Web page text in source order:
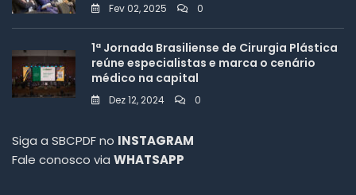
Fev 02, 2025 0
1ª Jornada Brasiliense de Cirurgia Plástica
reúne especialistas e marca o cenário
médico na capital
Dez 12, 2024 0
Siga a SBCPDF no INSTAGRAM
Fale conosco via WHATSAPP